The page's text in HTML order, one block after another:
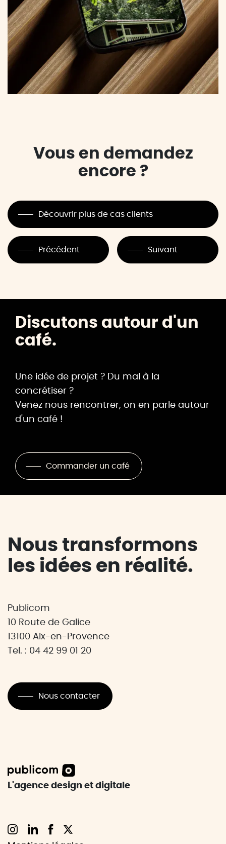
Vous en demandez
encore ?
Précédent
Découvrir plus de cas clients
Suivant
Discutons autour d'un
café.
Une idée de projet ? Du mal à la
concrétiser ?
Venez nous rencontrer, on en parle autour
d'un café !
Commander un café
Nous transformons
les idées en réalité.
Publicom
10 Route de Galice
13100 Aix-en-Provence
Tel. : 04 42 99 01 20
Nous contacter
L'agence design et digitale